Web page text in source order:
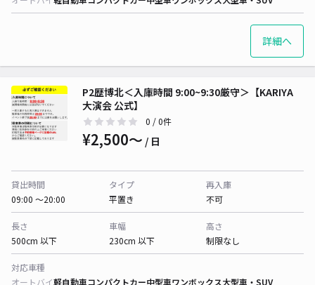
詳細へ
P2歴博北＜入庫時間 9:00~9:30厳守＞【KARIYA
大演会 公式】
0 / 0件
¥2,500〜 / 日
貸出時間
09:00 〜20:00
タイプ
平置き
再入庫
不可
長さ
500cm 以下
車幅
230cm 以下
高さ
制限なし
対応車種
オートバイ軽自動車コンパクトカー中型車ワンボックス大型車・SUV